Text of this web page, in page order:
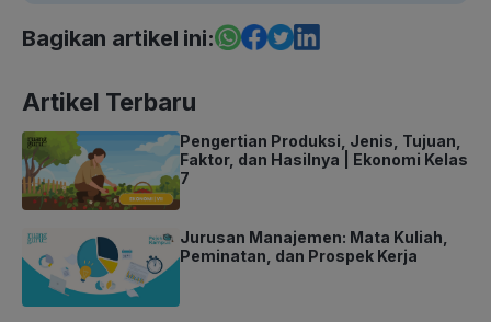
Bagikan artikel ini:
Artikel Terbaru
Pengertian Produksi, Jenis, Tujuan,
Faktor, dan Hasilnya | Ekonomi Kelas
7
Jurusan Manajemen: Mata Kuliah,
Peminatan, dan Prospek Kerja